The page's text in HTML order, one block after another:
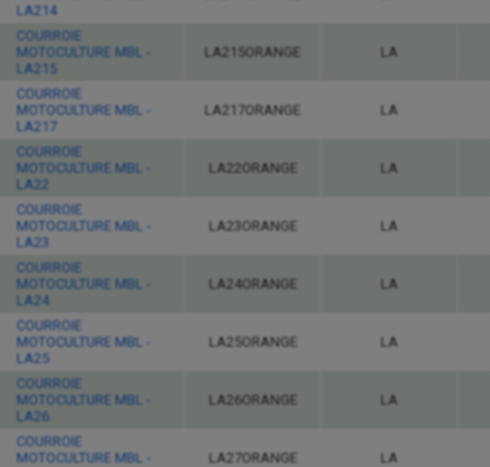
LA214
COURROIE
MOTOCULTURE MBL -
LA215
LA215ORANGE LA
COURROIE
MOTOCULTURE MBL -
LA217
LA217ORANGE LA
COURROIE
MOTOCULTURE MBL -
LA22
LA22ORANGE LA
COURROIE
MOTOCULTURE MBL -
LA23
LA23ORANGE LA
COURROIE
MOTOCULTURE MBL -
LA24
LA24ORANGE LA
COURROIE
MOTOCULTURE MBL -
LA25
LA25ORANGE LA
COURROIE
MOTOCULTURE MBL -
LA26
LA26ORANGE LA
COURROIE
MOTOCULTURE MBL -
LA27ORANGE LA